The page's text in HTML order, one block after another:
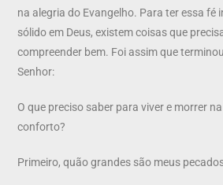
na alegria do Evangelho. Para ter essa fé
sólido em Deus, existem coisas que
compreender bem. Foi assim que
Senhor:
O que preciso saber para viver e morrer
conforto?
Primeiro, quão grandes são meus